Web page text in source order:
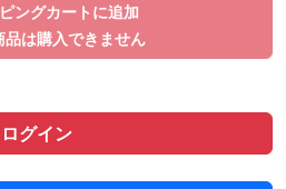
ングカートに追加
品は購入できません
ログイン